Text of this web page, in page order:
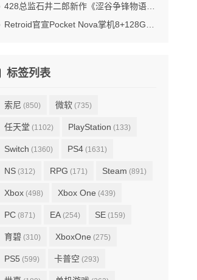
428总监石井二郎新作《涩谷争锋物语》第二轮众筹400%达成
Retroid官宣Pocket Nova掌机8+128GB版本涨价10美元
标签列表
索尼 (850) 微软 (735)
任天堂 (1102) PlayStation (133)
Switch (1360) PS4 (1631)
NS (312) RPG (171) Steam (891)
Xbox (498) Xbox One (439)
PC (871) EA (254) SE (159)
育碧 (310) XboxOne (275)
PS5 (599) 卡普空 (293)